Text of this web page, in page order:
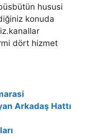
hususi
konuda
dört hizmet
Arkadaş Hattı